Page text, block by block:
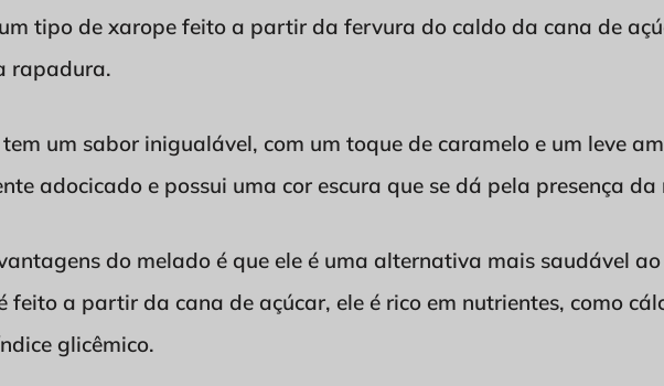
tipo de xarope feito a partir da fervura do caldo da cana de
rapadura.
um sabor inigualável, com um toque de caramelo e um leve
adocicado e possui uma cor escura que se dá pela presença
do melado é que ele é uma alternativa mais saudável
feito a partir da cana de açúcar, ele é rico em nutrientes, como
glicêmico.